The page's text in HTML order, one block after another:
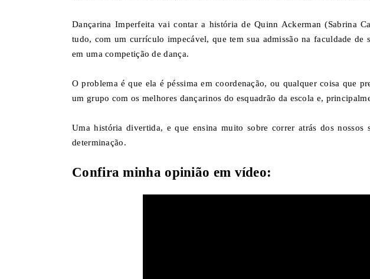
Dançarina Imperfeita vai contar a história de Quinn Ackerman (Sabrina
tudo, com um currículo impecável, que tem sua admissão na faculdade de
em uma competição de dança.
O problema é que ela é péssima em coordenação, ou qualquer coisa que
um grupo com os melhores dançarinos do esquadrão da escola e,
Uma história divertida, e que ensina muito sobre correr atrás dos nossos
determinação.
Confira minha opinião em vídeo: